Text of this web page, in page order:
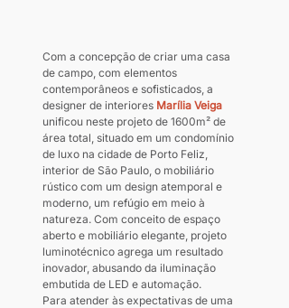
Com a concepção de criar uma casa
de campo, com elementos
contemporâneos e sofisticados, a
designer de interiores Marília Veiga
unificou neste projeto de 1600m² de
área total, situado em um condomínio
de luxo na cidade de Porto Feliz,
interior de São Paulo, o mobiliário
rústico com um design atemporal e
moderno, um refúgio em meio à
natureza. Com conceito de espaço
aberto e mobiliário elegante, projeto
luminotécnico agrega um resultado
inovador, abusando da iluminação
embutida de LED e automação.
Para atender às expectativas de uma